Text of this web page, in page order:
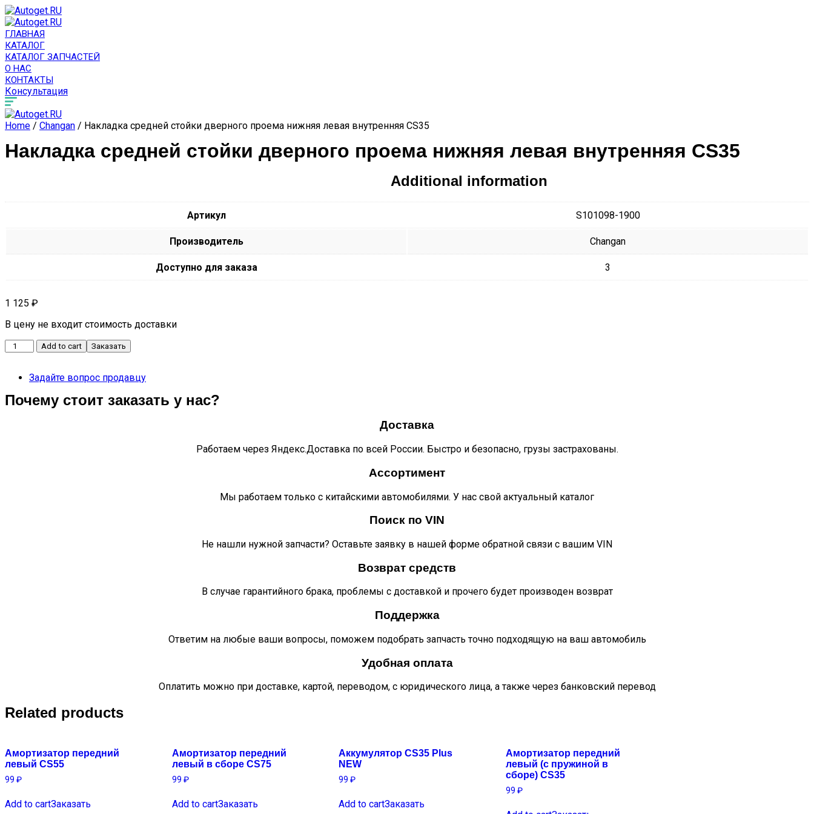
ГЛАВНАЯ
КАТАЛОГ
КАТАЛОГ ЗАПЧАСТЕЙ
О НАС
КОНТАКТЫ
Консультация
Home / Changan / Накладка средней стойки дверного проема нижняя левая внутренняя CS35
Накладка средней стойки дверного проема нижняя левая внутренняя CS35
Additional information
Артикул S101098-1900
Производитель Changan
Доступно для заказа 3
1 125 ₽
В цену не входит стоимость доставки
Накладка
средней
дверного
нижняя
Add to cart Заказать
Задайте вопрос продавцу
Почему стоит заказать у нас?
Доставка
Работаем через Яндекс.Доставка по всей России. Быстро и безопасно, грузы застрахованы.
Ассортимент
Мы работаем только с китайскими автомобилями. У нас свой актуальный каталог
Поиск по VIN
Не нашли нужной запчасти? Оставьте заявку в нашей форме обратной связи с вашим VIN
Возврат средств
В случае гарантийного брака, проблемы с доставкой и прочего будет производен возврат
Поддержка
Ответим на любые ваши вопросы, поможем подобрать запчасть точно подходящую на ваш автомобиль
Удобная оплата
Оплатить можно при доставке, картой, переводом, с юридического лица, а также через банковский перевод
Related products
Амортизатор передний
левый CS55
99 ₽
Add to cartЗаказать
Амортизатор передний
левый в сборе CS75
99 ₽
Add to cartЗаказать
Аккумулятор CS35 Plus
NEW
99₽
Add to cartЗаказать
Амортизатор передний
левый (с пружиной в
сборе) CS35
99 ₽